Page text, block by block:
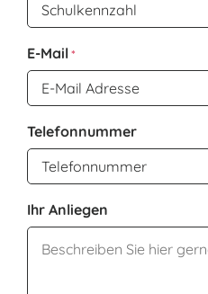
E-Mail *
Telefonnummer
Ihr Anliegen